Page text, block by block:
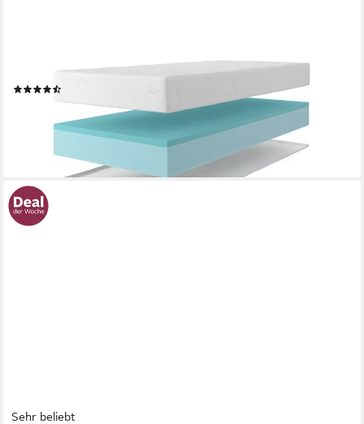
allergiker geeignet (Hausstauballergiker)
(83)
ab 119,99 € UVP249,00 €
nur bis Dienstag
lieferbar - in 3-4 Werktagen bei dir
Sehr beliebt